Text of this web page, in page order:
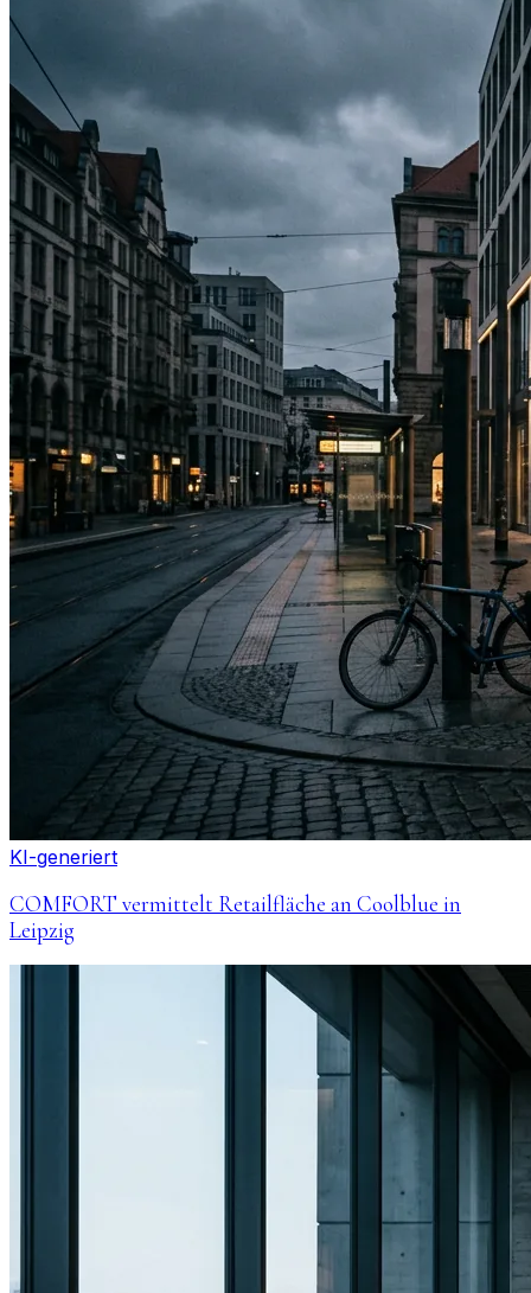
KI-generiert
COMFORT vermittelt Retailfläche an Coolblue in
Leipzig